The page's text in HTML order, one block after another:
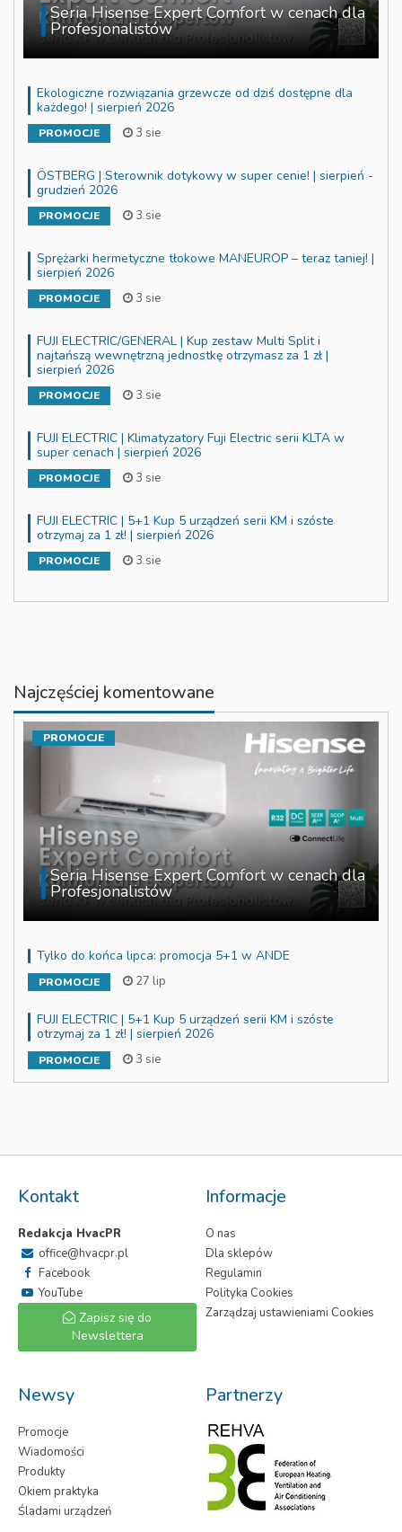
Seria Hisense Expert Comfort w cenach dla
Profesjonalistów
Ekologiczne rozwiązania grzewcze od dziś dostępne dla
każdego! | sierpień 2026
PROMOCJE 3 sie
ÖSTBERG | Sterownik dotykowy w super cenie! | sierpień -
grudzień 2026
PROMOCJE 3 sie
Sprężarki hermetyczne tłokowe MANEUROP – teraz taniej! |
sierpień 2026
PROMOCJE 3 sie
FUJI ELECTRIC/GENERAL | Kup zestaw Multi Split i
najtańszą wewnętrzną jednostkę otrzymasz za 1 zł |
sierpień 2026
PROMOCJE 3 sie
FUJI ELECTRIC | Klimatyzatory Fuji Electric serii KLTA w
super cenach | sierpień 2026
PROMOCJE 3 sie
FUJI ELECTRIC | 5+1 Kup 5 urządzeń serii KM i szóste
otrzymaj za 1 zł! | sierpień 2026
PROMOCJE 3 sie
Najczęściej komentowane
Seria Hisense Expert Comfort w cenach dla
Profesjonalistów
PROMOCJE
Tylko do końca lipca: promocja 5+1 w ANDE
PROMOCJE 27 lip
FUJI ELECTRIC | 5+1 Kup 5 urządzeń serii KM i szóste
otrzymaj za 1 zł! | sierpień 2026
PROMOCJE 3 sie
Kontakt
Redakcja HvacPR
office@hvacpr.pl
Facebook
YouTube
Zapisz się do
Newslettera
Informacje
O nas
Dla sklepów
Regulamin
Polityka Cookies
Zarządzaj ustawieniami Cookies
Newsy
Promocje
Wiadomości
Produkty
Okiem praktyka
Śladami urządzeń
Partnerzy